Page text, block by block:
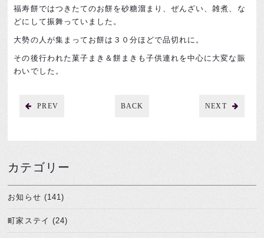
福寿餅ではつきたてのお餅を砂糖溜まり、ぜんざい、雑煮、な
どにして振舞っていました。
大勢の人が集まってお餅は３０分ほどで品切れに。
その後行われた菓子まき＆餅まきも子供連れを中心に大変な賑
わいでした。
NEXT
BACK
PREV
カテゴリー
お知らせ (141)
町家ステイ (24)